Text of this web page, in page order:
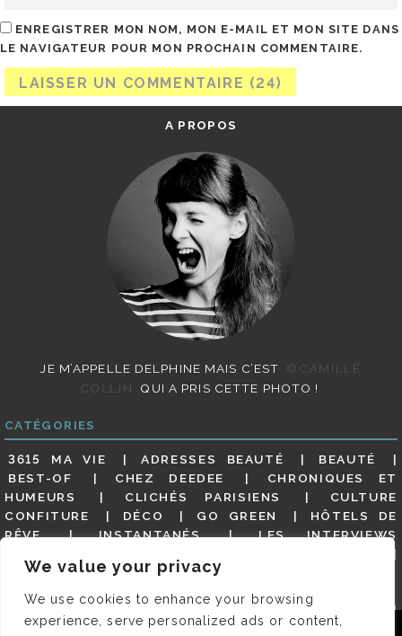
We value your privacy
We use cookies to enhance your browsing
experience, serve personalized ads or content,
ENREGISTRER MON NOM, MON E-MAIL ET MON SITE DANS
LE NAVIGATEUR POUR MON PROCHAIN COMMENTAIRE.
A PROPOS
JE M’APPELLE DELPHINE MAIS C’EST
©CAMILLE
COLLIN
QUI A PRIS CETTE PHOTO !
CATÉGORIES
3615 MA VIE ADRESSES BEAUTÉ
BEAUTÉ
BEST-OF
CHEZ DEEDEE
CHRONIQUES ET
HUMEURS
CLICHÉS PARISIENS
CULTURE
CONFITURE
DÉCO GO GREEN
HÔTELS DE
RÊVE
INSTANTANÉS
LES INTERVIEWS
MES ADRESSES
MODE
(BUT GOODIES)
PAR ICI LE MAGOT !
PARIS EN PHOTOS
RESTAURANTS
REVUE DE PRESSE DÉTAILLÉE, SIOU PLAIT
SALONS
Nous utilisons des cookies pour vous garantir la meilleure